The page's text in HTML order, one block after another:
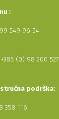
:
549 96 54
(0) 98 200 527
podrška:
358 116